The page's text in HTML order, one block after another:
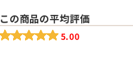
この商品の平均評価
5.00